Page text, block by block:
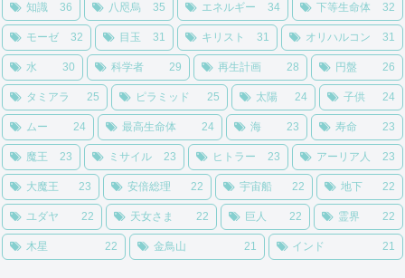
知識 36 八咫烏 35 エネルギー 34 下等生命体 32
モーゼ 32 目玉 31 キリスト 31 オリハルコン 31
水 30 科学者 29 再生計画 28 円盤 26
タミアラ 25 ピラミッド 25 太陽 24 子供 24
ムー 24 最高生命体 24 海 23 寿命 23
魔王 23 ミサイル 23 ヒトラー 23 アーリア人 23
大魔王 23 安倍総理 22 宇宙船 22 地下 22
ユダヤ 22 天女さま 22 巨人 22 霊界 22
木星 22 金鳥山 21 インド 21